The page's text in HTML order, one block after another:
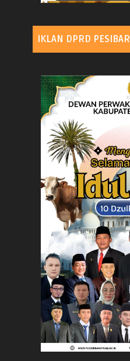
IKLAN DPRD PESIBAR